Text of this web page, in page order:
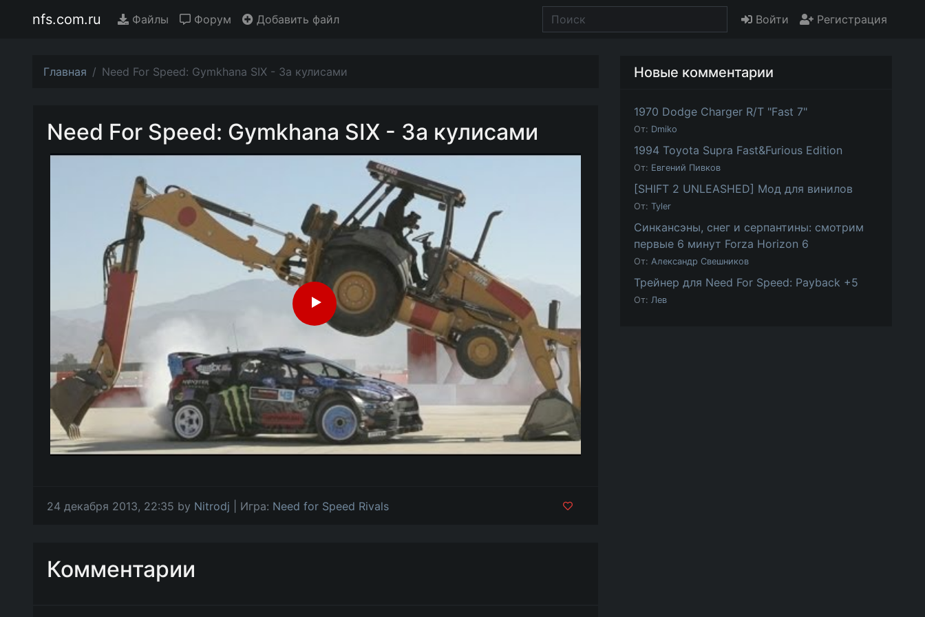
nfs.com.ru Файлы Форум Добавить файл Войти Регистрация
Главная Need For Speed: Gymkhana SIX - За кулисами
Need For Speed: Gymkhana SIX - За кулисами
24 декабря 2013, 22:35 by Nitrodj | Игра: Need for Speed Rivals
Комментарии
Новые комментарии
1970 Dodge Charger R/T "Fast 7"
От: Dmiko
1994 Toyota Supra Fast&Furious Edition
От: Евгений Пивков
[SHIFT 2 UNLEASHED] Мод для винилов
От:Tyler
Синкансэны, снег и серпантины: смотрим
первые 6 минут Forza Horizon 6
От:Александр Свешников
Трейнер для Need For Speed: Payback +5
От:Лев